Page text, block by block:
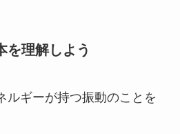
を理解しよう
ルギーが持つ振動のことを